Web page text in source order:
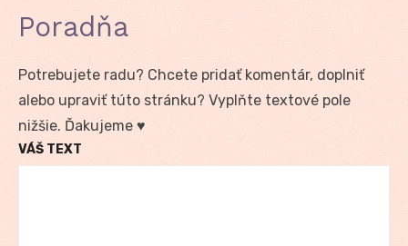
Poradňa
Potrebujete radu? Chcete pridať komentár, doplniť
alebo upraviť túto stránku? Vyplňte textové pole
nižšie. Ďakujeme ♥
VÁŠ TEXT